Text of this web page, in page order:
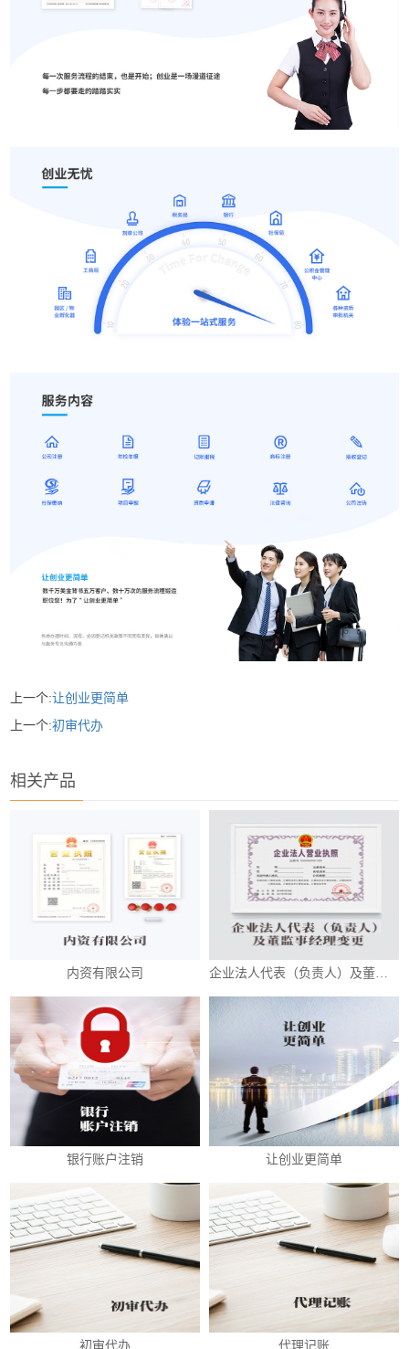
上一个:让创业更简单
上一个:初审代办
相关产品
内资有限公司 企业法人代表（负责人）及董监事经理变更
银行账户注销 让创业更简单
初审代办 代理记账